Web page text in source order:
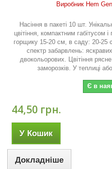
Виробник Hem
Насіння в пакеті 10 шт.
цвітіння, компактним габітусом
горщику 15-20 см, в саду: 20-
спектр забарвлень:
двокольорових. Цвітіння
заморозків. У теплиці
Є в
44,50 грн.
У Кошик
Докладніше